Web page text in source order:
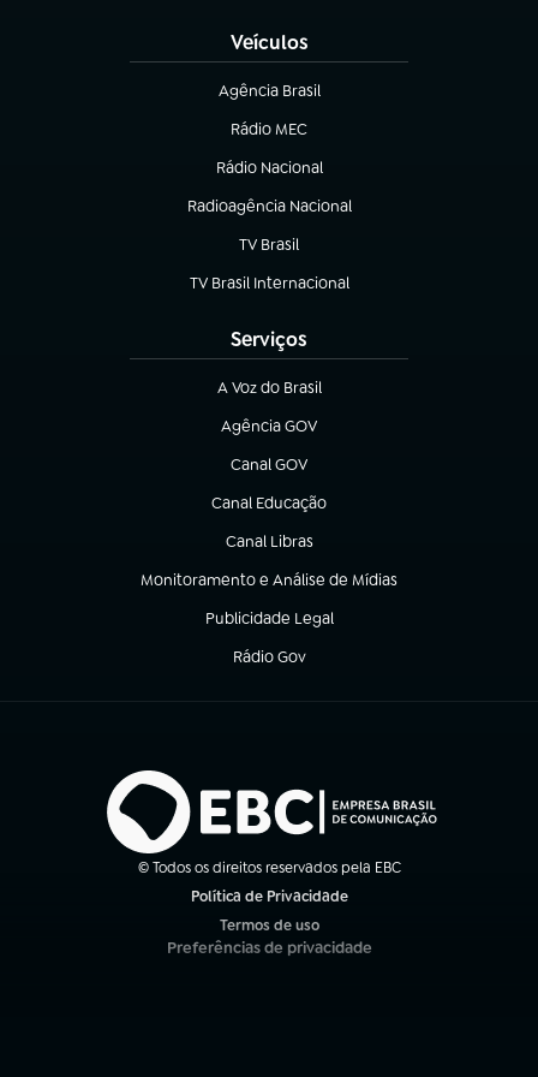
Veículos
Agência Brasil
(abre em nova aba)
Rádio MEC
(abre em nova aba)
Rádio Nacional
Radioagência Nacional
(abre em nova aba)
TV Brasil
(abre em nova aba)
TV Brasil Internacional
(abre em nova aba)
Serviços
A Voz do Brasil
(abre em nova aba)
Agência GOV
(abre em nova aba)
Canal GOV
(abre em nova aba)
Canal Educação
(abre em nova aba)
Canal Libras
(abre em nova aba)
Monitoramento e Análise de Mídias
(abre em nova aba)
Publicidade Legal
(abre em nova aba)
Rádio Gov
(abre em nova aba)
© Todos os direitos reservados pela EBC
Política de Privacidade
Termos de uso
(abre em nova aba)
Preferências de privacidade